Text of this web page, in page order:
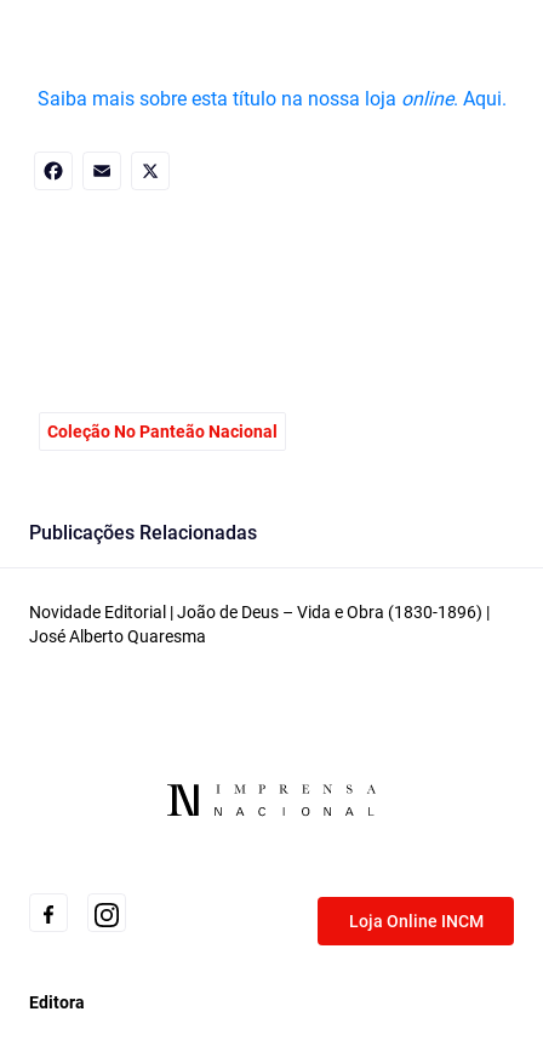
Saiba mais sobre esta título na nossa loja online. Aqui.
Coleção No Panteão Nacional
Publicações Relacionadas
Novidade Editorial | João de Deus – Vida e Obra (1830-1896) |
José Alberto Quaresma
Loja Online INCM
Editora